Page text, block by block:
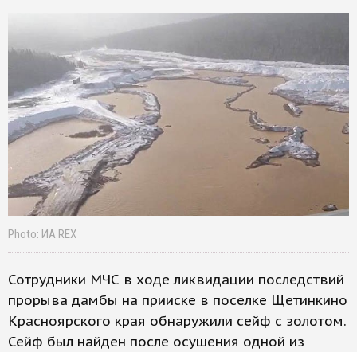
Photo: ИА REX
Сотрудники МЧС в ходе ликвидации последствий
прорыва дамбы на прииске в поселке Щетинкино
Красноярского края обнаружили сейф с золотом.
Сейф был найден после осушения одной из